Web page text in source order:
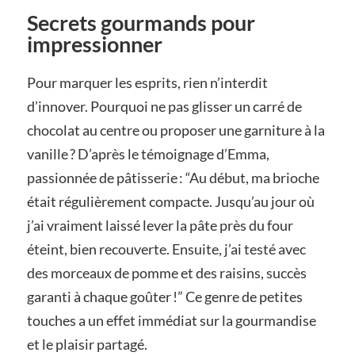
Secrets gourmands pour
impressionner
Pour marquer les esprits, rien n’interdit
d’innover. Pourquoi ne pas glisser un carré de
chocolat au centre ou proposer une garniture à la
vanille ? D’après le témoignage d’Emma,
passionnée de pâtisserie : “Au début, ma brioche
était régulièrement compacte. Jusqu’au jour où
j’ai vraiment laissé lever la pâte près du four
éteint, bien recouverte. Ensuite, j’ai testé avec
des morceaux de pomme et des raisins, succès
garanti à chaque goûter !” Ce genre de petites
touches a un effet immédiat sur la gourmandise
et le plaisir partagé.